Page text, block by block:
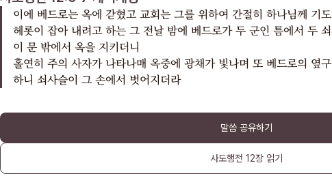
이에 베드로는 옥에 갇혔고 교회는 그를 위하여 간절히 하나님께 기
헤롯이 잡아 내려고 하는 그 전날 밤에 베드로가 두 군인 틈에서 두
이 문 밖에서 옥을 지키더니
홀연히 주의 사자가 나타나매 옥중에 광채가 빛나며 또 베드로의 옆
하니 쇠사슬이 그 손에서 벗어지더라
말씀 공유하기
사도행전 12장 읽기